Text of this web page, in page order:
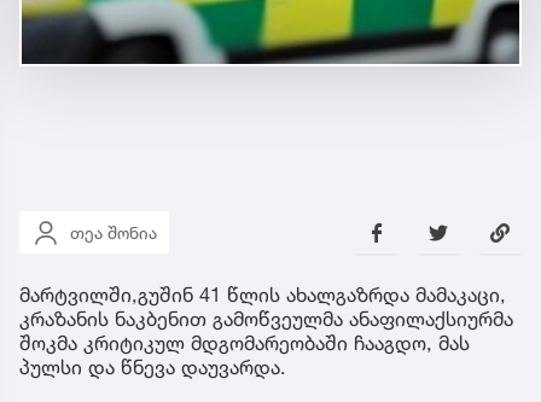
თეა შონია
მარტვილში,გუშინ 41 წლის ახალგაზრდა მამაკაცი,
კრაზანის ნაკბენით გამოწვეულმა ანაფილაქსიურმა
შოკმა კრიტიკულ მდგომარეობაში ჩააგდო, მას
პულსი და წნევა დაუვარდა.